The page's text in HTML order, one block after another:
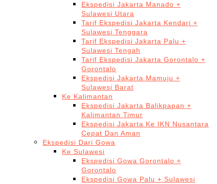
Ekspedisi Jakarta Manado +
Sulawesi Utara
Tarif Ekspedisi Jakarta Kendari +
Sulawesi Tenggara
Tarif Ekspedisi Jakarta Palu +
Sulawesi Tengah
Tarif Ekspedisi Jakarta Gorontalo +
Gorontalo
Ekspedisi Jakarta Mamuju +
Sulawesi Barat
Ke Kalimantan
Ekspedisi Jakarta Balikpapan +
Kalimantan Timur
Ekspedisi Jakarta Ke IKN Nusantara
Cepat Dan Aman
Ekspedisi Dari Gowa
Ke Sulawesi
Ekspedisi Gowa Gorontalo +
Gorontalo
Ekspedisi Gowa Palu + Sulawesi